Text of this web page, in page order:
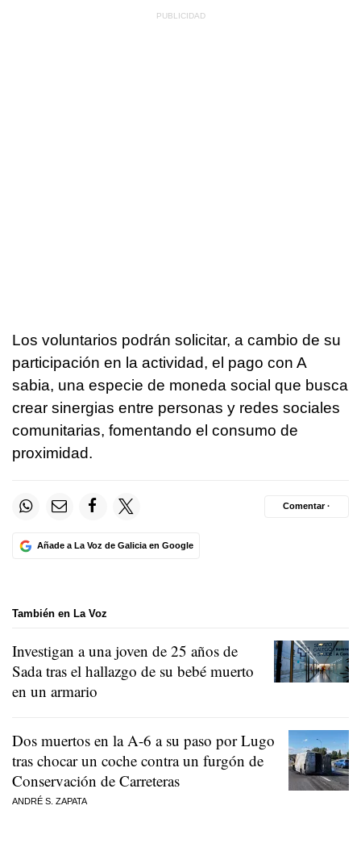
Los voluntarios podrán solicitar, a cambio de su
participación en la actividad, el pago con A
sabia, una especie de moneda social que busca
crear sinergias entre personas y redes sociales
comunitarias, fomentando el consumo de
proximidad.
Añade a La Voz de Galicia en Google
Comentar ·
También en La Voz
Investigan a una joven de 25 años de
Sada tras el hallazgo de su bebé muerto
en un armario
Dos muertos en la A-6 a su paso por Lugo
tras chocar un coche contra un furgón de
Conservación de Carreteras
ANDRÉ S. ZAPATA